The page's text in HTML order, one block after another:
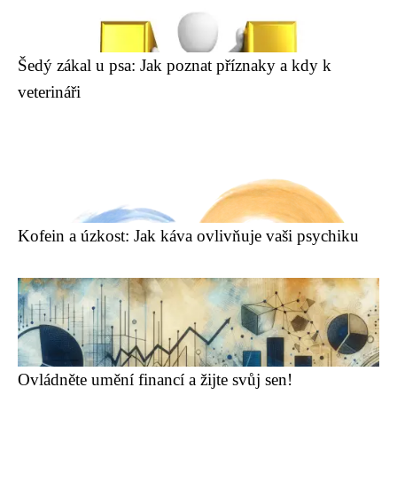
Šedý zákal u psa: Jak poznat příznaky a kdy k
veterináři
Kofein a úzkost: Jak káva ovlivňuje vaši psychiku
Ovládněte umění financí a žijte svůj sen!